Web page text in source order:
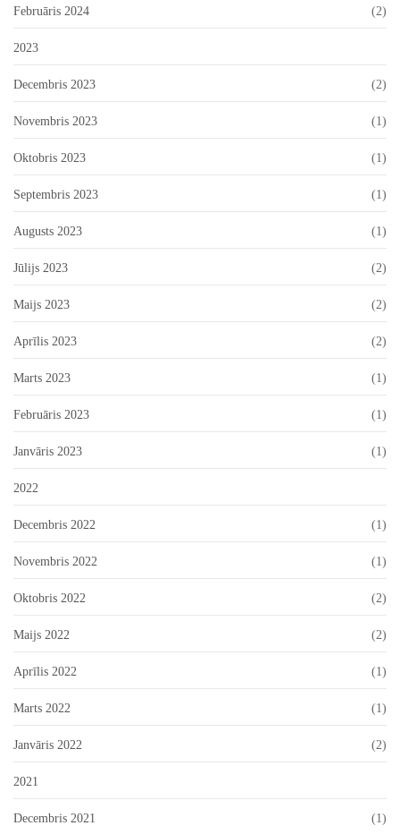
Februāris 2024 (2)
2023
Decembris 2023 (2)
Novembris 2023 (1)
Oktobris 2023 (1)
Septembris 2023 (1)
Augusts 2023 (1)
Jūlijs 2023 (2)
Maijs 2023 (2)
Aprīlis 2023 (2)
Marts 2023 (1)
Februāris 2023 (1)
Janvāris 2023 (1)
2022
Decembris 2022 (1)
Novembris 2022 (1)
Oktobris 2022 (2)
Maijs 2022 (2)
Aprīlis 2022 (1)
Marts 2022 (1)
Janvāris 2022 (2)
2021
Decembris 2021 (1)